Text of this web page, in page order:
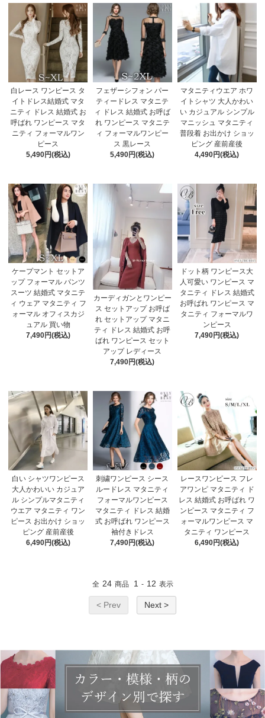
白レース ワンピース タ
イトドレス結婚式 マタ
ニティ ドレス 結婚式 お
呼ばれ ワンピース マタ
ニティ フォーマルワン
ピース
5,490円(税込)
フェザーシフォン パー
ティードレス マタニテ
ィ ドレス 結婚式 お呼ば
れ ワンピース マタニテ
ィ フォーマルワンピー
ス 黒レース
5,490円(税込)
マタニティウエア ホワ
イトシャツ 大人かわい
い カジュアル シンプル
マニッシュ マタニティ
普段着 お出かけ ショッ
ピング 産前産後
4,490円(税込)
ケープマント セットア
ップ フォーマル パンツ
スーツ 結婚式 マタニテ
ィ ウェア マタニティ フ
ォーマル オフィスカジ
ュアル 買い物
7,490円(税込)
カーディガンとワンピー
ス セットアップ お呼ば
れ セットアップ マタニ
ティ ドレス 結婚式 お呼
ばれ ワンピース セット
アップ レディース
7,490円(税込)
ドット柄 ワンピース大
人可愛い ワンピース マ
タニティ ドレス 結婚式
お呼ばれ ワンピース マ
タニティ フォーマルワ
ンピース
7,490円(税込)
白い シャツワンピース
大人かわいい カジュア
ル シンプルマタニティ
ウエア マタニティ ワン
ピース お出かけ ショッ
ピング 産前産後
6,490円(税込)
刺繍ワンピース シース
ルードレス マタニティ
フォーマルワンピース
マタニティ ドレス 結婚
式 お呼ばれ ワンピース
袖付きドレス
7,490円(税込)
レースワンピース フレ
アワンピ マタニティ ド
レス 結婚式 お呼ばれ ワ
ンピース マタニティ フ
ォーマルワンピース マ
タニティ ワンピース
6,490円(税込)
全 24 商品 1 - 12 表示
< Prev Next >